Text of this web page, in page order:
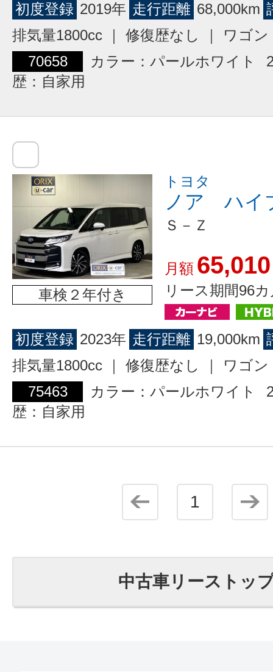
初度登録 2019年 走行距離 68,000km
排気量1800cc ｜ 修復歴なし ｜ ワゴ
70658
カラー：パールホワイト
歴：自家用
車検２年付き
トヨタ
ノア ハイ
Ｓ－Ｚ
月額 65,010
リース期間96
初度登録 2023年 走行距離 19,000km
排気量1800cc ｜ 修復歴なし ｜ ワゴ
75463
カラー：パールホワイト
歴：自家用
1
中古車リーストッ